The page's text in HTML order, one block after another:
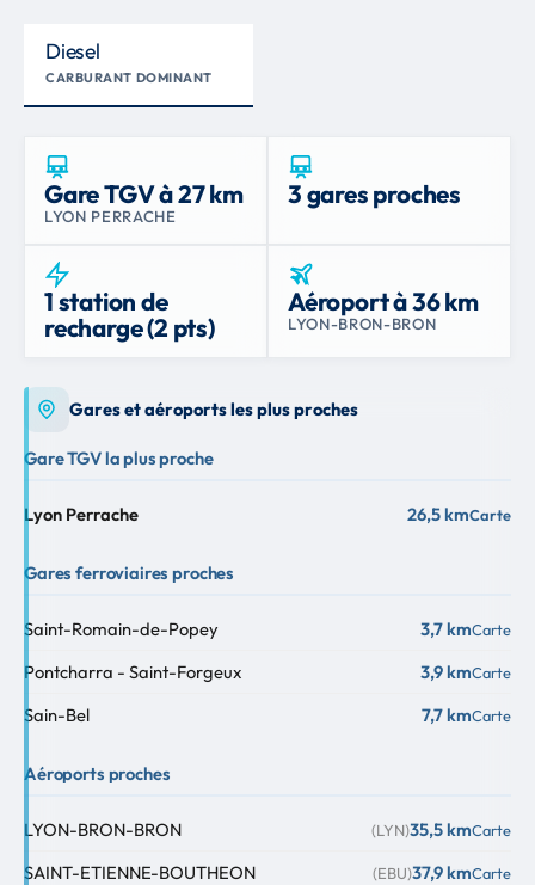
Diesel
CARBURANT DOMINANT
Gare TGV à 27 km
LYON PERRACHE
3 gares proches
1 station de
recharge (2 pts)
Aéroport à 36 km
LYON-BRON-BRON
Gares et aéroports les plus proches
Gare TGV la plus proche
Lyon Perrache 26,5 kmCarte
Gares ferroviaires proches
Saint-Romain-de-Popey 3,7 kmCarte
Pontcharra - Saint-Forgeux 3,9 kmCarte
Sain-Bel 7,7 kmCarte
Aéroports proches
LYON-BRON-BRON (LYN)35,5 kmCarte
SAINT-ETIENNE-BOUTHEON (EBU)37,9 kmCarte